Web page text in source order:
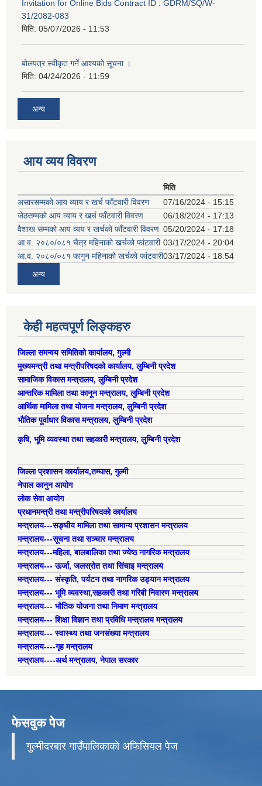
Invitation for Online Bids Contract ID : GDRM/SQ/W-
31/2082-083
मिति: 05/07/2026 - 11:53
बोलपत्र स्वीकृत गर्ने आश्यको सूचना ।
मिति: 04/24/2026 - 11:59
अन्य
आय व्यय विवरण
मिति
असारसम्मको आय व्याय र खर्च फाँटवारी विवरण
07/16/2024 - 15:15
जेठसम्मको आय व्याय र खर्च फाँटवारी विवरण
06/18/2024 - 17:13
वैशाख सम्मको आय व्यय र खर्चको फाँटवारी विवरण 05/20/2024 - 17:18
आ.व. २०८०/०८१ चैत्र महिनाको खर्चको फांटवारी 03/17/2024 - 20:04
आ.व. २०८०/०८१ फागुन महिनाको खर्चको फांटवारी03/17/2024 - 18:54
अन्य
केही महत्वपूर्ण लिङ्कहरु
जिल्ला समन्वय समितिको कार्यालय, गुल्मी
मुख्यमन्त्री तथा मन्त्रीपरिषदको कार्यालय, लुम्बिनी प्रदेश
सामाजिक विकास मन्त्रालय, लुम्बिनी प्रदेश
आन्तरिक मामिला तथा कानून मन्त्रालय, लुम्बिनी प्रदेश
आर्थिक मामिला तथा योजना मन्त्रालय, लुम्बिनी प्रदेश
भौतिक पूर्वाधार विकास मन्त्रालय, लुम्बिनी प्रदेश
कृषि, भूमि व्यवस्था तथा सहकारी मन्त्रालय, लुम्बिनी प्रदेश
जिल्ला प्रशासन कार्यालय,तम्घास, गुल्मी
नेपाल कानुन आयोग
लोक सेवा आयोग
प्रधानमन्त्री तथा मन्त्रीपरिषदको कार्यालय
मन्त्रालय---सङ्घीय मामिला तथा सामान्य प्रशासन मन्त्रालय
मन्त्रालय---सूचना तथा सञ्चार मन्त्रालय
मन्त्रालय---महिला, बालबालिका तथा ज्येष्ठ नागरिक मन्त्रालय
मन्त्रालय--- ऊर्जा, जलस्रोत तथा सिंचाइ मन्त्रालय
मन्त्रालय--- संस्कृति, पर्यटन तथा नागरिक उड्यान मन्त्रालय
मन्त्रालय--- भूमि व्यवस्था,सहकारी तथा गरिबी निवारण मन्त्रालय
मन्त्रालय--- भौतिक योजना तथा निमाण मन्त्रालय
मन्त्रालय--- शिक्षा विज्ञान तथा प्रविधि मन्त्रालय मन्त्रालय
मन्त्रालय--- स्वास्थ्य तथा जनसंख्या मन्त्रालय
मन्त्रालय----गृह मन्त्रालय
मन्त्रालय----अर्थ मन्त्रालय, नेपाल सरकार
फेसवुक पेज
गुल्मीदरबार गाउँपालिकाको अफिसियल पेज